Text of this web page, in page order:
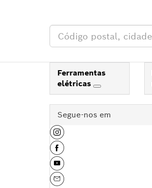
Ferramentas
elétricas
Segue-nos em